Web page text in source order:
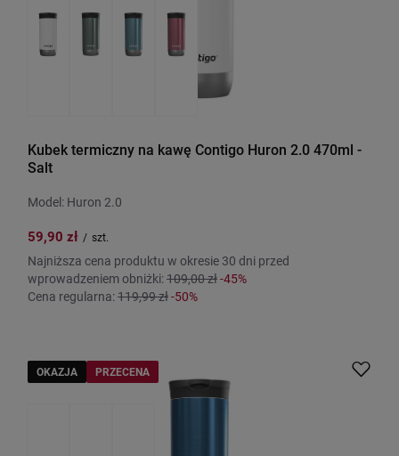
Kubek termiczny na kawę Contigo Huron 2.0 470ml -
Salt
Model: Huron 2.0
59,90 zł / szt.
Najniższa cena produktu w okresie 30 dni przed
wprowadzeniem obniżki:109,00 zł-45%
Cena regularna:119,99 zł-50%
OKAZJA PRZECENA